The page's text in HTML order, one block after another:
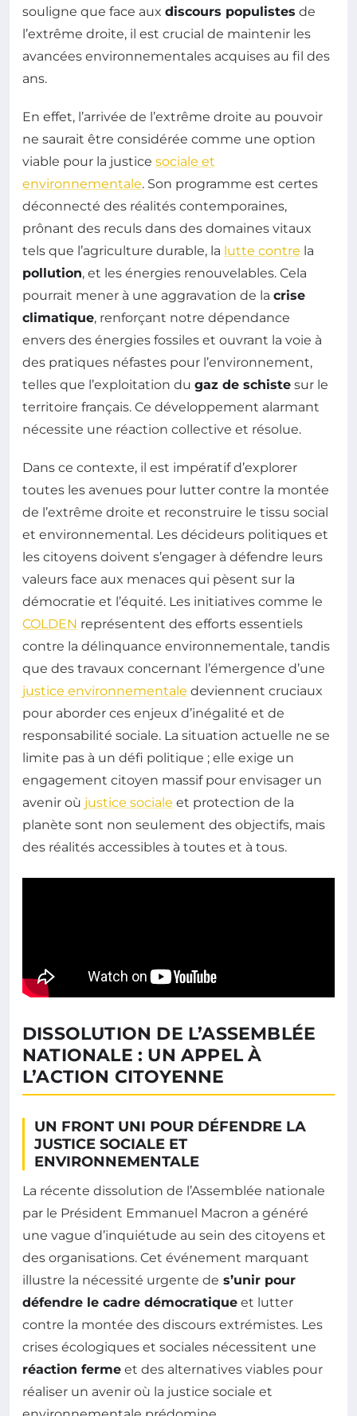
souligne que face aux discours populistes de
l’extrême droite, il est crucial de maintenir les
avancées environnementales acquises au fil des
ans.
En effet, l’arrivée de l’extrême droite au pouvoir
ne saurait être considérée comme une option
viable pour la justice sociale et
environnementale. Son programme est certes
déconnecté des réalités contemporaines,
prônant des reculs dans des domaines vitaux
tels que l’agriculture durable, la lutte contre la
pollution, et les énergies renouvelables. Cela
pourrait mener à une aggravation de la crise
climatique, renforçant notre dépendance
envers des énergies fossiles et ouvrant la voie à
des pratiques néfastes pour l’environnement,
telles que l’exploitation du gaz de schiste sur le
territoire français. Ce développement alarmant
nécessite une réaction collective et résolue.
Dans ce contexte, il est impératif d’explorer
toutes les avenues pour lutter contre la montée
de l’extrême droite et reconstruire le tissu social
et environnemental. Les décideurs politiques et
les citoyens doivent s’engager à défendre leurs
valeurs face aux menaces qui pèsent sur la
démocratie et l’équité. Les initiatives comme le
COLDEN représentent des efforts essentiels
contre la délinquance environnementale, tandis
que des travaux concernant l’émergence d’une
justice environnementale deviennent cruciaux
pour aborder ces enjeux d’inégalité et de
responsabilité sociale. La situation actuelle ne se
limite pas à un défi politique ; elle exige un
engagement citoyen massif pour envisager un
avenir où justice sociale et protection de la
planète sont non seulement des objectifs, mais
des réalités accessibles à toutes et à tous.
DISSOLUTION DE L’ASSEMBLÉE
NATIONALE : UN APPEL À
L’ACTION CITOYENNE
UN FRONT UNI POUR DÉFENDRE LA
JUSTICE SOCIALE ET
ENVIRONNEMENTALE
La récente dissolution de l’Assemblée nationale
par le Président Emmanuel Macron a généré
une vague d’inquiétude au sein des citoyens et
des organisations. Cet événement marquant
illustre la nécessité urgente de s’unir pour
défendre le cadre démocratique et lutter
contre la montée des discours extrémistes. Les
crises écologiques et sociales nécessitent une
réaction ferme et des alternatives viables pour
réaliser un avenir où la justice sociale et